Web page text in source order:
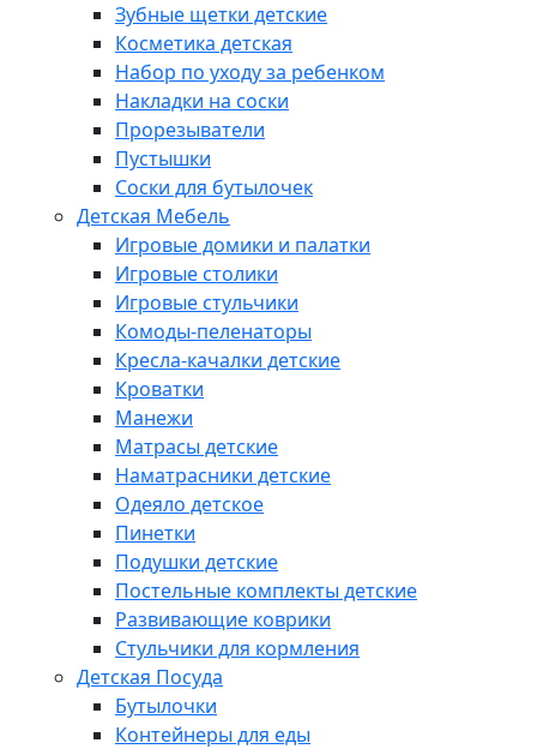
Зубные щетки детские
Косметика детская
Набор по уходу за ребенком
Накладки на соски
Прорезыватели
Пустышки
Соски для бутылочек
Детская Мебель
Игровые домики и палатки
Игровые столики
Игровые стульчики
Комоды-пеленаторы
Кресла-качалки детские
Кроватки
Манежи
Матрасы детские
Наматрасники детские
Одеяло детское
Пинетки
Подушки детские
Постельные комплекты детские
Развивающие коврики
Стульчики для кормления
Детская Посуда
Бутылочки
Контейнеры для еды